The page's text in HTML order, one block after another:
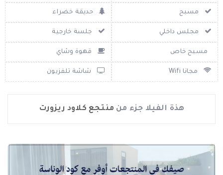
مسبح حديقة خضراء
مجلس داخلي جلسة خارجية
مسبح خاص قهوة وشاي
مجانا Wifi شاشة تلفزيون
هذة الفيلا جزء من منتجع كلاود ريزورت